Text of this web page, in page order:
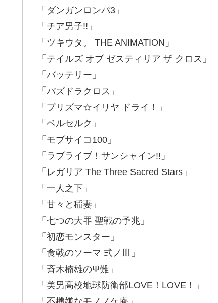
「ダンガンロンパ3」
「チア男子!!」
「ツキウタ。 THE ANIMATION」
「テイルズ オブ ゼスティリア ザ クロス」
「バッテリー」
「パズドラクロス」
「プリズマ☆イリヤ ドライ！」
「ベルセルク」
「モブサイコ100」
「ラブライブ！サンシャイン!!」
「レガリア The Three Sacred Stars」
「一人之下」
「甘々と稲妻」
「七つの大罪 聖戦の予兆」
「初恋モンスター」
「食戟のソーマ 弍ノ皿」
「斉木楠雄のΨ難」
「美男高校地球防衛部LOVE！LOVE！」